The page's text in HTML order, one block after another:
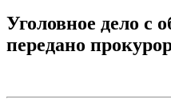
Уголовное дело с
передано